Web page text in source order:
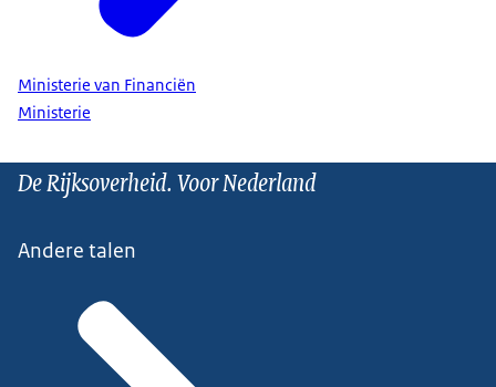
Ministerie van Financiën
Ministerie
De Rijksoverheid. Voor Nederland
Andere talen